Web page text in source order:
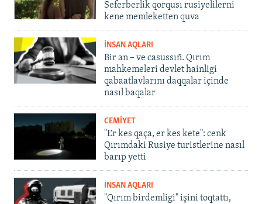
Seferberlik qorqusı rusiyelilerni
kene memleketten quva
İNSAN AQLARI
Bir an – ve casussıñ. Qırım
mahkemeleri devlet hainligi
qabaatlavlarını daqqalar içinde
nasıl baqalar
CEMİYET
"Er kes qaça, er kes kete": cenk
Qırımdaki Rusiye turistlerine nasıl
barıp yetti
İNSAN AQLARI
"Qırım birdemligi" işini toqtattı,